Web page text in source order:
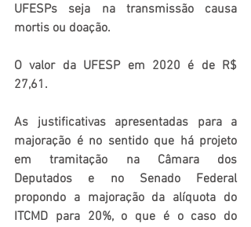
UFESPs seja na transmissão causa
mortis ou doação.
O valor da UFESP em 2020 é de R$
27,61.
As justificativas apresentadas para a
majoração é no sentido que há projeto
em tramitação na Câmara dos
Deputados e no Senado Federal
propondo a majoração da alíquota do
ITCMD para 20%, o que é o caso do